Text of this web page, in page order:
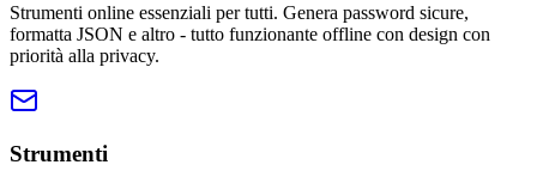
Strumenti online essenziali per tutti. Genera password sicure,
formatta JSON e altro - tutto funzionante offline con design con
priorità alla privacy.
Strumenti